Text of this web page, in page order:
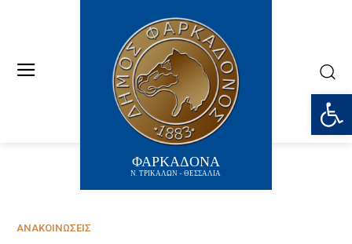
ΦΑΡΚΑΔΟΝΑ
Ν. ΤΡΙΚΑΛΩΝ - ΘΕΣΣΑΛΙΑ
ΑΝΑΚΟΙΝΏΣΕΙΣ